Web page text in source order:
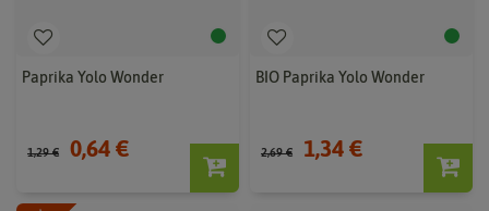
Paprika Yolo Wonder
1,29 € 0,64 €
BIO Paprika Yolo Wonder
2,69 € 1,34 €